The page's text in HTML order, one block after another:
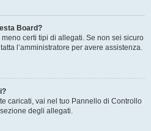
Board?
certi tipi di allegati. Se non sei sicuro
l’amministratore per avere assistenza.
caricati, vai nel tuo Pannello di Controllo
degli allegati.